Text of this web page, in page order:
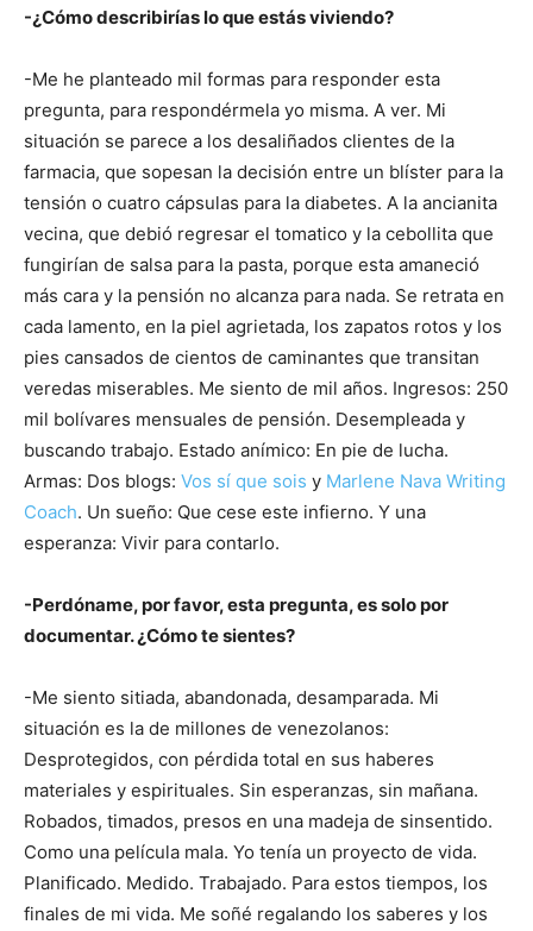
-¿Cómo describirías lo que estás viviendo?
-Me he planteado mil formas para responder esta
pregunta, para respondérmela yo misma. A ver. Mi
situación se parece a los desaliñados clientes de la
farmacia, que sopesan la decisión entre un blíster para la
tensión o cuatro cápsulas para la diabetes. A la ancianita
vecina, que debió regresar el tomatico y la cebollita que
fungirían de salsa para la pasta, porque esta amaneció
más cara y la pensión no alcanza para nada. Se retrata en
cada lamento, en la piel agrietada, los zapatos rotos y los
pies cansados de cientos de caminantes que transitan
veredas miserables. Me siento de mil años. Ingresos: 250
mil bolívares mensuales de pensión. Desempleada y
buscando trabajo. Estado anímico: En pie de lucha.
Armas: Dos blogs: Vos sí que sois y Marlene Nava Writing
Coach. Un sueño: Que cese este infierno. Y una
esperanza: Vivir para contarlo.
-Perdóname, por favor, esta pregunta, es solo por
documentar. ¿Cómo te sientes?
-Me siento sitiada, abandonada, desamparada. Mi
situación es la de millones de venezolanos:
Desprotegidos, con pérdida total en sus haberes
materiales y espirituales. Sin esperanzas, sin mañana.
Robados, timados, presos en una madeja de sinsentido.
Como una película mala. Yo tenía un proyecto de vida.
Planificado. Medido. Trabajado. Para estos tiempos, los
finales de mi vida. Me soñé regalando los saberes y los